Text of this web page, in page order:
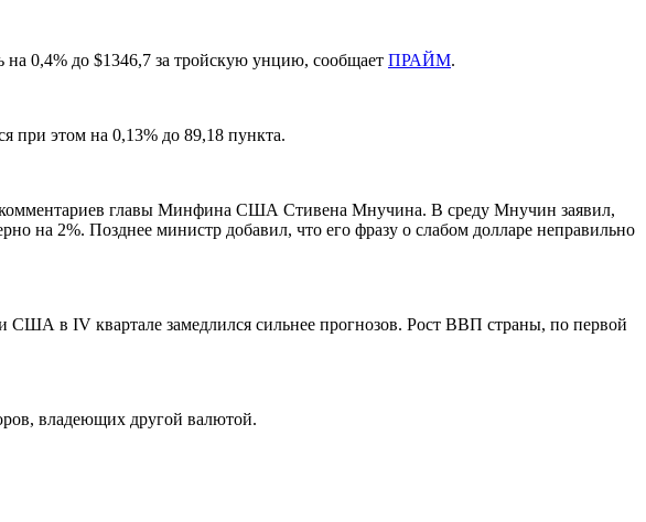
0,4% до $1346,7 за тройскую унцию, сообщает ПРАЙМ.
при этом на 0,13% до 89,18 пункта.
главы Минфина США Стивена Мнучина. В среду Мнучин заявил,
на 2%. Позднее министр добавил, что его фразу о слабом долларе неправильно
США в IV квартале замедлился сильнее прогнозов. Рост ВВП страны, по первой
владеющих другой валютой.